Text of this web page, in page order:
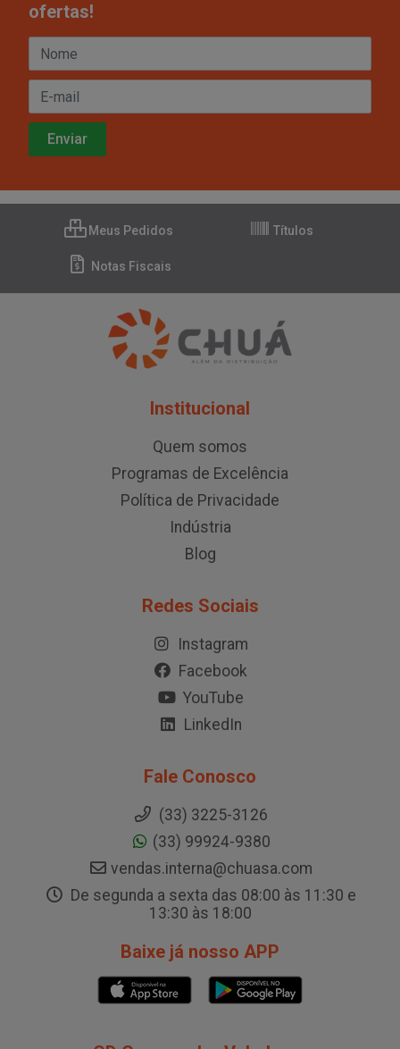
ofertas!
Meus Pedidos Títulos
Notas Fiscais
Institucional
Quem somos
Programas de Excelência
Política de Privacidade
Indústria
Blog
Redes Sociais
Instagram
Facebook
YouTube
LinkedIn
Fale Conosco
(33) 3225-3126
(33) 99924-9380
vendas.interna@chuasa.com
De segunda a sexta das 08:00 às 11:30 e
13:30 às 18:00
Baixe já nosso APP